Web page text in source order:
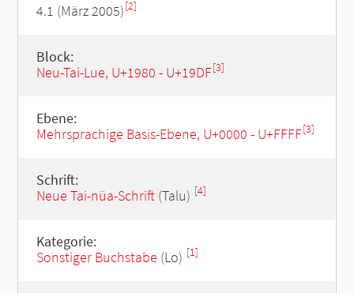
4.1 (März 2005)[2]
Block:
Neu-Tai-Lue, U+1980 - U+19DF[3]
Ebene:
Mehrsprachige Basis-Ebene, U+0000 - U+FFFF[3]
Schrift:
Neue Tai-nüa-Schrift(Talu) [4]
Kategorie:
Sonstiger Buchstabe (Lo) [1]